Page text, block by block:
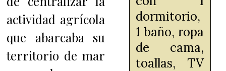
actividad agrícola
que abarcaba su
territorio de mar
dormitorio,
1 baño, ropa
de cama,
toallas, TV